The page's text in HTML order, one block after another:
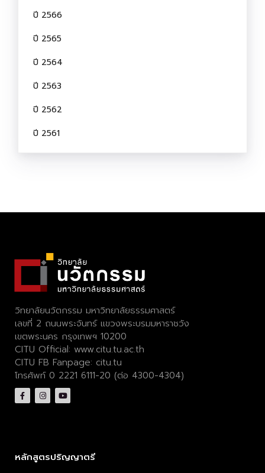
ปี 2566
ปี 2565
ปี 2564
ปี 2563
ปี 2562
ปี 2561
วิทยาลัยนวัตกรรม มหาวิทยาลัยธรรมศาสตร์
เลขที่ 2 ถนนพระจันทร์ แขวงพระบรมมหาราชวัง
เขตพระนคร กรุงเทพฯ 10200
CITU Official: www.citu.tu.ac.th
CITU FB Fanpage: citu.tu
โทรศัพท์ 0 2221 6111-20 (ต่อ 4300-4304)
หลักสูตรปริญญาตรี